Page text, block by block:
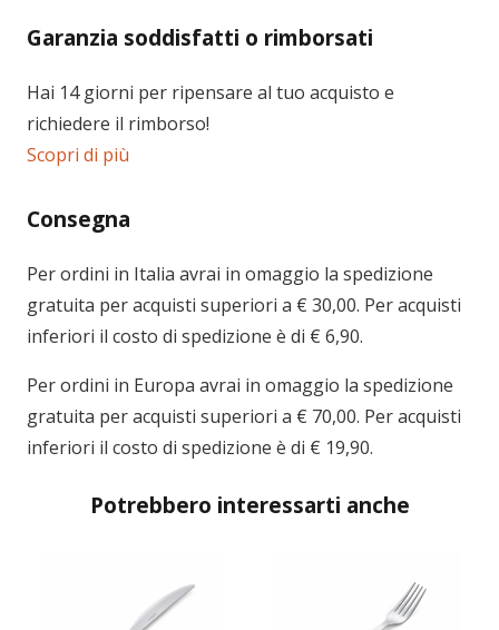
Garanzia soddisfatti o rimborsati
Hai 14 giorni per ripensare al tuo acquisto e
richiedere il rimborso!
Scopri di più
Consegna
Per ordini in Italia avrai in omaggio la spedizione
gratuita per acquisti superiori a € 30,00. Per acquisti
inferiori il costo di spedizione è di € 6,90.
Per ordini in Europa avrai in omaggio la spedizione
gratuita per acquisti superiori a € 70,00. Per acquisti
inferiori il costo di spedizione è di € 19,90.
Potrebbero interessarti anche